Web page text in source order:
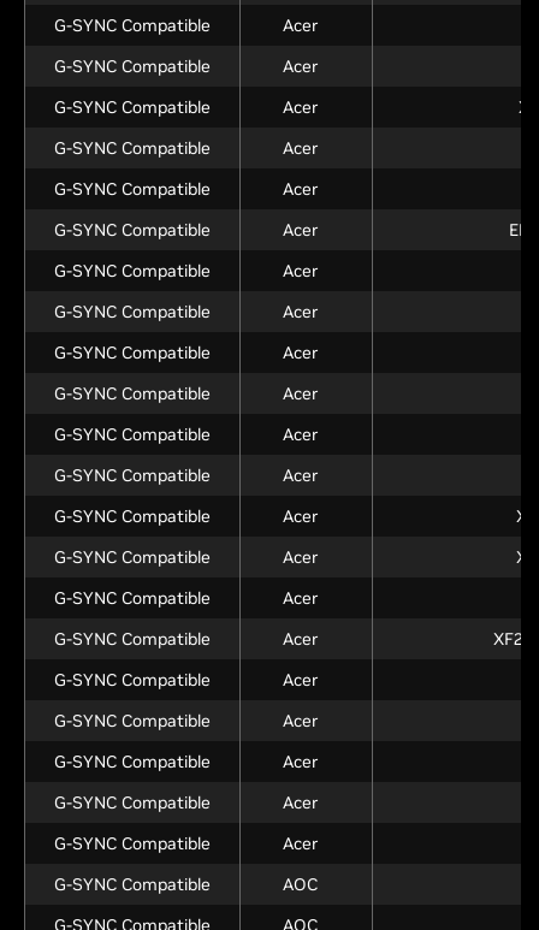
G-SYNC Compatible
Acer
G-SYNC Compatible
Acer
G-SYNC Compatible
Acer
G-SYNC Compatible
Acer
G-SYNC Compatible
Acer
G-SYNC Compatible
Acer
G-SYNC Compatible
Acer
G-SYNC Compatible
Acer
G-SYNC Compatible
Acer
G-SYNC Compatible
Acer
G-SYNC Compatible
Acer
G-SYNC Compatible
Acer
G-SYNC Compatible
Acer
G-SYNC Compatible
Acer
G-SYNC Compatible
Acer
G-SYNC Compatible
Acer
G-SYNC Compatible
Acer
G-SYNC Compatible
Acer
G-SYNC Compatible
Acer
G-SYNC Compatible
Acer
G-SYNC Compatible
Acer
G-SYNC Compatible
AOC
G-SYNC Compatible
AOC